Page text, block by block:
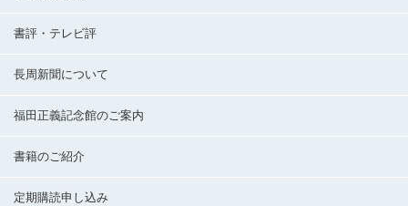
書評・テレビ評
長周新聞について
福田正義記念館のご案内
書籍のご紹介
定期購読申し込み